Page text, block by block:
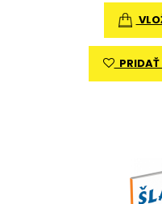
PRIDAŤ